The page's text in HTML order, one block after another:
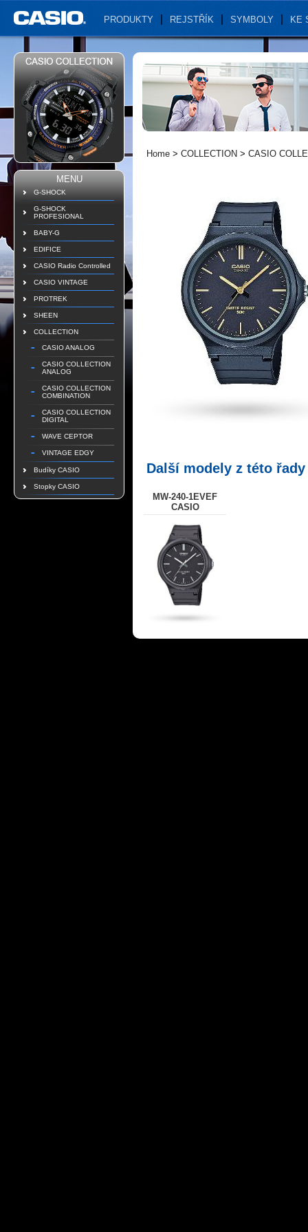
PRODUKTY REJSTŘÍK SYMBOLY KE
MENU
G-SHOCK
G-SHOCK
PROFESIONAL
BABY-G
EDIFICE
CASIO Radio Controlled
CASIO VINTAGE
PROTREK
SHEEN
COLLECTION
CASIO ANALOG
CASIO COLLECTION
ANALOG
CASIO COLLECTION
COMBINATION
CASIO COLLECTION
DIGITAL
WAVE CEPTOR
VINTAGE EDGY
Budíky CASIO
Stopky CASIO
Home > COLLECTION > CASIO
Další modely z této řady
MW-240-1EVEF
CASIO